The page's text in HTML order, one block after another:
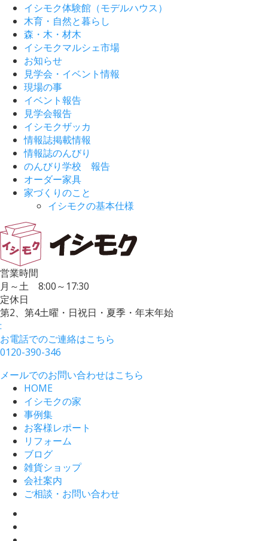
イシモク体験館（モデルハウス）
木育・自然と暮らし
森・木・材木
イシモクマルシェ市場
お知らせ
見学会・イベント情報
現場の事
イベント報告
見学会報告
イシモクザッカ
情報誌掲載情報
情報誌のんびり
のんびり学校 報告
オーダー家具
家づくりのこと
イシモクの基本仕様
営業時間
月～土 8:00～17:30
定休日
第2、第4土曜・日祝日・夏季・年末年始
:
お電話でのご連絡はこちら
0120-390-346
メールでのお問い合わせはこちら
HOME
イシモクの家
事例集
お客様レポート
リフォーム
ブログ
雑貨ショップ
会社案内
ご相談・お問い合わせ